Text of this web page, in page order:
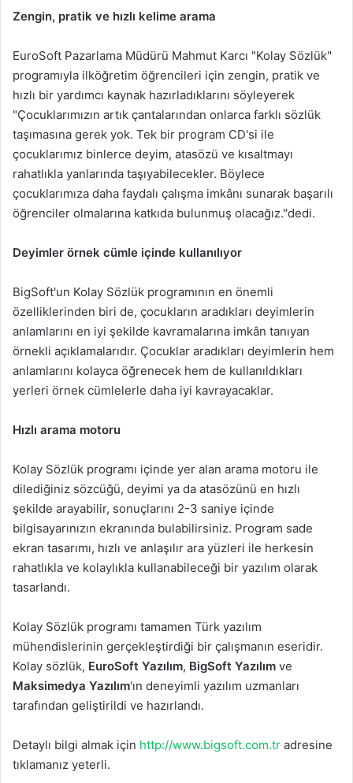
Zengin, pratik ve hızlı kelime arama
EuroSoft Pazarlama Müdürü Mahmut Karcı "Kolay Sözlük"
programıyla ilköğretim öğrencileri için zengin, pratik ve
hızlı bir yardımcı kaynak hazırladıklarını söyleyerek
"Çocuklarımızın artık çantalarından onlarca farklı sözlük
taşımasına gerek yok. Tek bir program CD'si ile
çocuklarımız binlerce deyim, atasözü ve kısaltmayı
rahatlıkla yanlarında taşıyabilecekler. Böylece
çocuklarımıza daha faydalı çalışma imkânı sunarak başarılı
öğrenciler olmalarına katkıda bulunmuş olacağız."dedi.
Deyimler örnek cümle içinde kullanılıyor
BigSoft'un Kolay Sözlük programının en önemli
özelliklerinden biri de, çocukların aradıkları deyimlerin
anlamlarını en iyi şekilde kavramalarına imkân tanıyan
örnekli açıklamalarıdır. Çocuklar aradıkları deyimlerin hem
anlamlarını kolayca öğrenecek hem de kullanıldıkları
yerleri örnek cümlelerle daha iyi kavrayacaklar.
Hızlı arama motoru
Kolay Sözlük programı içinde yer alan arama motoru ile
dilediğiniz sözcüğü, deyimi ya da atasözünü en hızlı
şekilde arayabilir, sonuçlarını 2-3 saniye içinde
bilgisayarınızın ekranında bulabilirsiniz. Program sade
ekran tasarımı, hızlı ve anlaşılır ara yüzleri ile herkesin
rahatlıkla ve kolaylıkla kullanabileceği bir yazılım olarak
tasarlandı.
Kolay Sözlük programı tamamen Türk yazılım
mühendislerinin gerçekleştirdiği bir çalışmanın eseridir.
Kolay sözlük, EuroSoft Yazılım, BigSoft Yazılım ve
Maksimedya Yazılım'ın deneyimli yazılım uzmanları
tarafından geliştirildi ve hazırlandı.
Detaylı bilgi almak için http://www.bigsoft.com.tr adresine
tıklamanız yeterli.